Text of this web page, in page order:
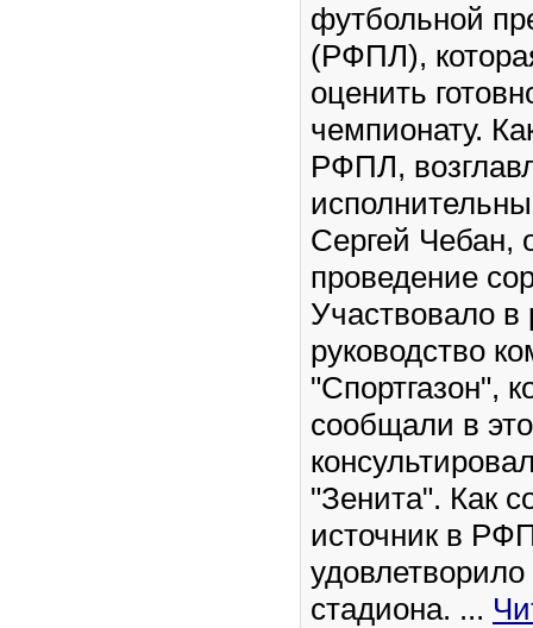
футбольной
(РФПЛ),
оценить
чемпионату.
РФПЛ,
Сергей Чебан,
проведение
Участвовало в
руководство
"Спортгазон",
сообщали в
"Зенита". Как
источник в
стадиона. ...